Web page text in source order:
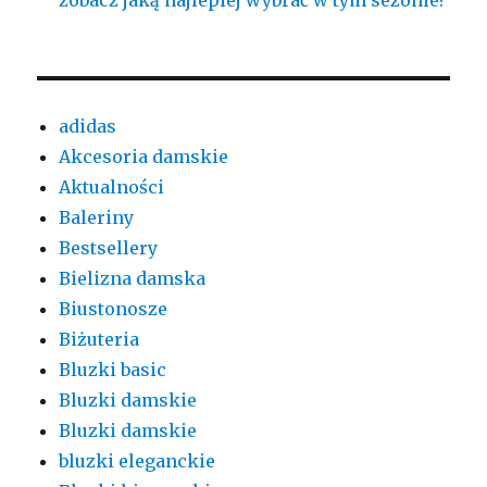
adidas
Akcesoria damskie
Aktualności
Baleriny
Bestsellery
Bielizna damska
Biustonosze
Biżuteria
Bluzki basic
Bluzki damskie
Bluzki damskie
bluzki eleganckie